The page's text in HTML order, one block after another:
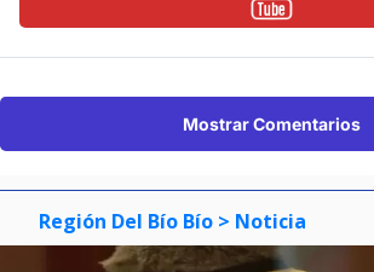
Mostrar Comentarios
Región Del Bío Bío > Noticia